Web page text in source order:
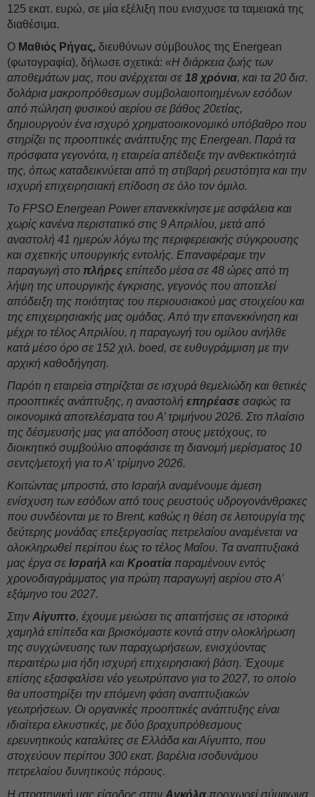
125 εκατ. ευρώ, σε μία εξέλιξη που ενισχυσε τα ταμειακά της
διαθέσιμα.
Ο Μαθιός Ρήγας, διευθύνων σύμβουλος της Energean
(φωτογραφία), δήλωσε σχετικά: «Η διάρκεια ζωής των
αποθεμάτων μας, που ανέρχεται σε 18 χρόνια, και τα 20 δισ.
δολάρια μακροπρόθεσμων συμβολαιοποιημένων εσόδων
από πώληση φυσικού αερίου σε βάθος 20ετίας,
δημιουργούν ένα ισχυρό χρηματοοικονομικό υπόβαθρο που
στηρίζει τις προοπτικές ανάπτυξης της Energean. Παρά τα
πρόσφατα γεγονότα, η εταιρεία απέδειξε την ανθεκτικότητά
της, όπως καταδεικνύεται από τη στιβαρή ρευστότητα και την
ισχυρή επιχειρησιακή επίδοση σε όλο τον όμιλο.
Το FPSO Energean Power επανεκκίνησε με ασφάλεια και
χωρίς κανένα περιστατικό στις 9 Απριλίου, μετά από
αναστολή 41 ημερών λόγω της περιφερειακής σύγκρουσης
και σχετικής υπουργικής εντολής. Επαναφέραμε την
παραγωγή στο πλήρες επίπεδο μέσα σε 48 ώρες από τη
λήψη της υπουργικής έγκρισης, γεγονός που αποτελεί
απόδειξη της ποιότητας του περιουσιακού μας στοιχείου και
της επιχειρησιακής μας ομάδας. Από την επανεκκίνηση και
μέχρι το τέλος Απριλίου, η παραγωγή του ομίλου ανήλθε
κατά μέσο όρο σε 152 χιλ. boed, σε ευθυγράμμιση με την
αρχική καθοδήγηση.
Παρότι η εταιρεία στηρίζεται σε ισχυρά θεμελιώδη και θετικές
προοπτικές ανάπτυξης, η αναστολή επηρέασε σαφώς τα
οικονομικά αποτελέσματα του Α’ τριμήνου 2026. Στο πλαίσιο
της δέσμευσής μας για απόδοση στους μετόχους, το
διοικητικό συμβούλιο αποφάσισε τη διανομή μερίσματος 10
σεντς/μετοχή για το Α’ τρίμηνο 2026.
Κοιτώντας μπροστά, στο Ισραήλ αναμένουμε άμεση
ενίσχυση των εσόδων από τους ρευστούς υδρογονάνθρακες
που συνδέονται με το Brent, καθώς η θέση σε λειτουργία της
δεύτερης μονάδας επεξεργασίας πετρελαίου αναμένεται να
ολοκληρωθεί περίπου έως το τέλος Μαΐου. Τα αναπτυξιακά
μας έργα σε Ισραήλ και Κροατία παραμένουν εντός
χρονοδιαγράμματος για πρώτη παραγωγή αερίου στο Α’
εξάμηνο του 2027.
Στην Αίγυπτο, έχουμε μειώσει τις απαιτήσεις σε ιστορικά
χαμηλά επίπεδα και βρισκόμαστε κοντά στην ολοκλήρωση
της συγχώνευσης των παραχωρήσεων, ενισχύοντας
περαιτέρω μια ήδη ισχυρή επιχειρησιακή βάση. Έχουμε
επίσης εξασφαλίσει νέο γεωτρύπανο για το 2027, το οποίο
θα υποστηρίξει την επόμενη φάση αναπτυξιακών
γεωτρήσεων. Οι οργανικές προοπτικές ανάπτυξης είναι
ιδιαίτερα ελκυστικές, με δύο βραχυπρόθεσμους
ερευνητικούς καταλύτες σε Ελλάδα και Αίγυπτο, που
στοχεύουν περίπου 300 εκατ. βαρέλια ισοδυνάμου
πετρελαίου δυνητικούς πόρους.
Η στρατηγική μας είσοδος στην Αγκόλα προχωρεί σύμφωνα